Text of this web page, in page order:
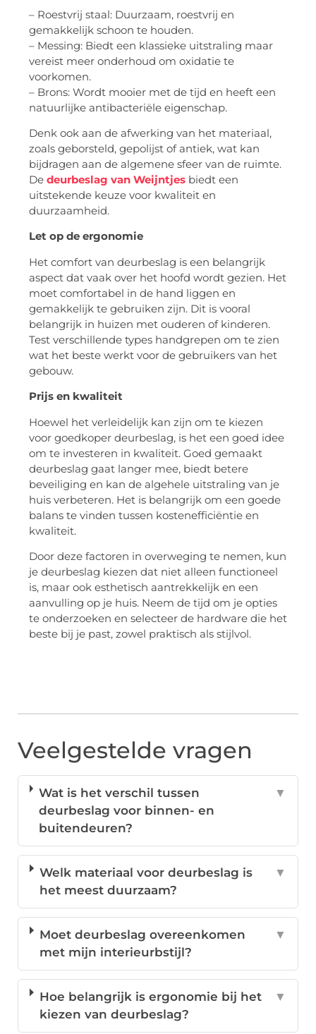
– Roestvrij staal: Duurzaam, roestvrij en
gemakkelijk schoon te houden.
– Messing: Biedt een klassieke uitstraling maar
vereist meer onderhoud om oxidatie te
voorkomen.
– Brons: Wordt mooier met de tijd en heeft een
natuurlijke antibacteriële eigenschap.
Denk ook aan de afwerking van het materiaal,
zoals geborsteld, gepolijst of antiek, wat kan
bijdragen aan de algemene sfeer van de ruimte.
De deurbeslag van Weijntjes biedt een
uitstekende keuze voor kwaliteit en
duurzaamheid.
Let op de ergonomie
Het comfort van deurbeslag is een belangrijk
aspect dat vaak over het hoofd wordt gezien. Het
moet comfortabel in de hand liggen en
gemakkelijk te gebruiken zijn. Dit is vooral
belangrijk in huizen met ouderen of kinderen.
Test verschillende types handgrepen om te zien
wat het beste werkt voor de gebruikers van het
gebouw.
Prijs en kwaliteit
Hoewel het verleidelijk kan zijn om te kiezen
voor goedkoper deurbeslag, is het een goed idee
om te investeren in kwaliteit. Goed gemaakt
deurbeslag gaat langer mee, biedt betere
beveiliging en kan de algehele uitstraling van je
huis verbeteren. Het is belangrijk om een goede
balans te vinden tussen kostenefficiëntie en
kwaliteit.
Door deze factoren in overweging te nemen, kun
je deurbeslag kiezen dat niet alleen functioneel
is, maar ook esthetisch aantrekkelijk en een
aanvulling op je huis. Neem de tijd om je opties
te onderzoeken en selecteer de hardware die het
beste bij je past, zowel praktisch als stijlvol.
Veelgestelde vragen
Wat is het verschil tussen
deurbeslag voor binnen- en
buitendeuren?
▼
Welk materiaal voor deurbeslag is
het meest duurzaam?
▼
Moet deurbeslag overeenkomen
met mijn interieurbstijl?
▼
Hoe belangrijk is ergonomie bij het
kiezen van deurbeslag?
▼